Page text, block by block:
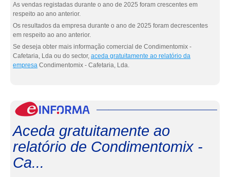
As vendas registadas durante o ano de 2025 foram crescentes em
respeito ao ano anterior.
Os resultados da empresa durante o ano de 2025 foram decrescentes
em respeito ao ano anterior.
Se deseja obter mais informação comercial de Condimentomix -
Cafetaria, Lda ou do sector, aceda gratuitamente ao relatório da
empresa Condimentomix - Cafetaria, Lda.
Aceda gratuitamente ao
relatório de Condimentomix -
Ca...